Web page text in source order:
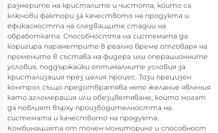
размерите на кристалите и чистота, които са
ключови фактори за качеството на продукта и
ефикасността на следващите стадии на
обработката. Способността на системата да
коригира параметрите в реално време отговаря на
промените в състава на фидера или операционните
условия, поддържайки оптималните условия за
кристализация през целия процес. Този прецизен
контрол също предотвратява непо желание явления
като агломерация или обезцветяване, които могат
да повлият върху производителността на
системата и качеството на продукта.
Комбинацията от точен мониторинг и способност